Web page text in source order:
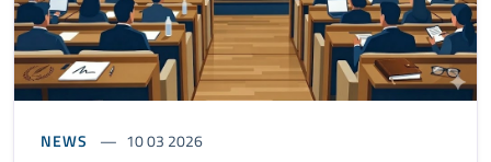
NEWS 10 03 2026